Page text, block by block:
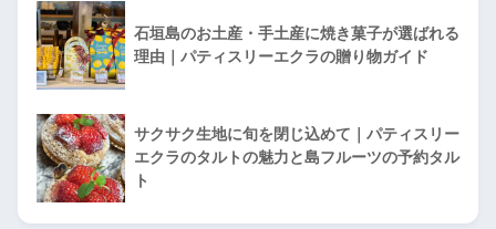
石垣島のお土産・手土産に焼き菓子が選ばれる
理由｜パティスリーエクラの贈り物ガイド
サクサク生地に旬を閉じ込めて｜パティスリー
エクラのタルトの魅力と島フルーツの予約タル
ト